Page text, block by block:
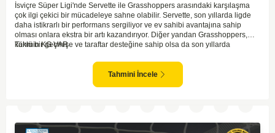
İsviçre Süper Ligi'nde Servette ile Grasshoppers arasındaki karşılaşma
çok ilgi çekici bir mücadeleye sahne olabilir. Servette, son yıllarda ligde
daha istikrarlı bir performans sergiliyor ve ev sahibi avantajına sahip
olması onlara ekstra bir artı kazandırıyor. Diğer yandan Grasshoppers,
köklü bir geçmişe ve taraftar desteğine sahip olsa da son yıllarda
genellikle maçlarda gol yollarında etkili olurken, Grasshoppers savunma
anlamında zaman zaman sorunlar yaşayabiliyor. Bu durumda,
karşılaşmanın gollü geçmesi muhtemel gözüküyor. İki takımın oyun tarzını
Tahmin KG VAR
Tahmini İncele